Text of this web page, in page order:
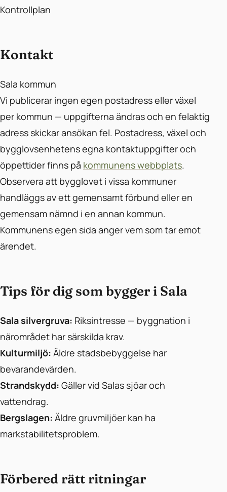
Kontrollplan
Kontakt
Sala kommun
Vi publicerar ingen egen postadress eller växel
per kommun — uppgifterna ändras och en felaktig
adress skickar ansökan fel. Postadress, växel och
bygglovsenhetens egna kontaktuppgifter och
öppettider finns på kommunens webbplats.
Observera att bygglovet i vissa kommuner
handläggs av ett gemensamt förbund eller en
gemensam nämnd i en annan kommun.
Kommunens egen sida anger vem som tar emot
ärendet.
Tips för dig som bygger i Sala
Sala silvergruva: Riksintresse — byggnation i
närområdet har särskilda krav.
Kulturmiljö: Äldre stadsbebyggelse har
bevarandevärden.
Strandskydd: Gäller vid Salas sjöar och
vattendrag.
Bergslagen: Äldre gruvmiljöer kan ha
markstabilitetsproblem.
Förbered rätt ritningar